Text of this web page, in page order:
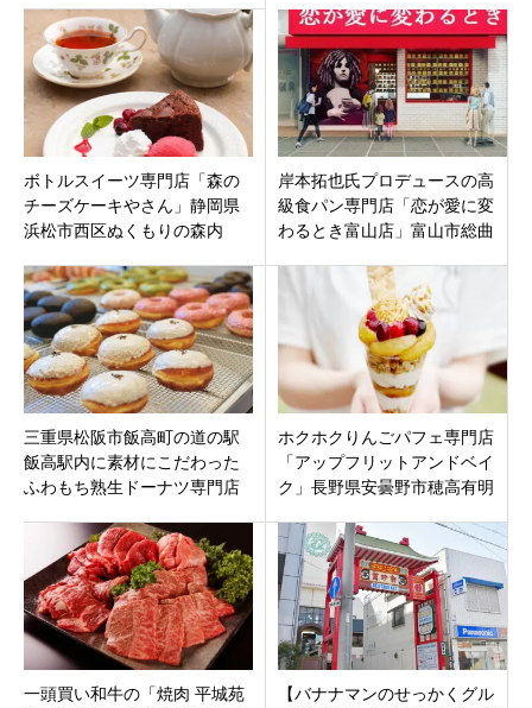
オープン！
ボトルスイーツ専門店「森の
チーズケーキやさん」静岡県
浜松市西区ぬくもりの森内
岸本拓也氏プロデュースの高
級食パン専門店「恋が愛に変
わるとき富山店」富山市総曲
三重県松阪市飯高町の道の駅
飯高駅内に素材にこだわった
ふわもち熟生ドーナツ専門店
ホクホクりんごパフェ専門店
「アップフリットアンドベイ
ク」長野県安曇野市穂高有明
一頭買い和牛の「焼肉 平城苑
【バナナマンのせっかくグル